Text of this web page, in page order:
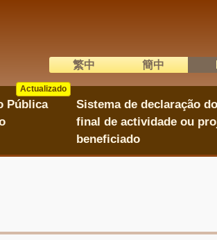
語系切換
繁中 簡中
Pública
Actualizado
Actualizado
Sistema de declaração
final de actividade ou
beneficiado